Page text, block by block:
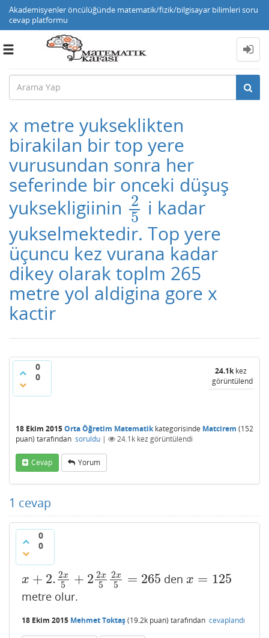
Akademisyenler öncülüğünde matematik/fizik/bilgisayar bilimleri soru
cevap platformu
Toggle
x metre yukseklikten
birakilan bir top yere
vurusundan sonra her
seferinde bir onceki düşuş
yuksekligiinin 2
5
25 i kadar
yukselmektedir. Top yere
üçuncu kez vurana kadar
dikey olarak toplm 265
metre yol aldigina gore x
kactir
0
0
24.1kkez
görüntülendi
18 Ekim 2015Orta Öğretim Matematikkategorisinde Matcirem (152
puan) tarafından soruldu | 24.1k kez görüntülendi
Cevap Yorum
1 cevap
0
0
x + 2. 2x
5 + 2 2x
5
2x
5 = 265
x+ 2. 2x5+2 2x52x5=265 denx = 125
x= 125
metre olur.
18 Ekim 2015 Mehmet Toktaş(19.2k puan) tarafından cevaplandı